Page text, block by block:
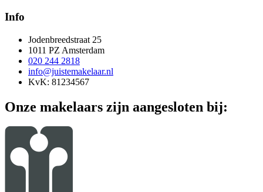
Info
Jodenbreedstraat 25
1011 PZ Amsterdam
020 244 2818
info@juistemakelaar.nl
KvK: 81234567
Onze makelaars zijn aangesloten bij: